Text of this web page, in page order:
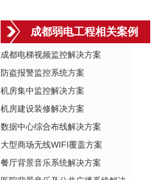
成都弱电工程相关案例
成都电梯视频监控解决方案
防盗报警监控系统方案
机房集中监控解决方案
机房建设装修解决方案
数据中心综合布线解决方案
大型商场无线WIFI覆盖方案
餐厅背景音乐系统解决方案